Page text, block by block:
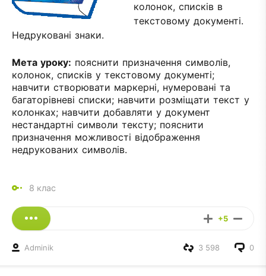
колонок, списків в
текстовому документі.
Недруковані знаки.
Мета уроку: пояснити призначення символів,
колонок, списків у текстовому документі;
навчити створювати маркерні, нумеровані та
багаторівневі списки; навчити розміщати текст у
колонках; навчити добавляти у документ
нестандартні символи тексту; пояснити
призначення можливості відображення
недрукованих символів.
8 клас
+5
Adminik 0
3 598